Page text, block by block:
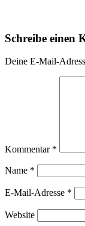
Schreibe einen
Deine E-Mail-
Kommentar *
Name *
E-Mail-Adresse *
Website